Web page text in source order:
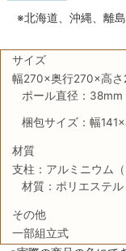
※北海道、沖縄、離
サイズ
幅270×奥行270×高
ポール直径：38mm
梱包サイズ：幅
材質
支柱：アルミニウム（
材質：ポリエステル
その他
一部組立式